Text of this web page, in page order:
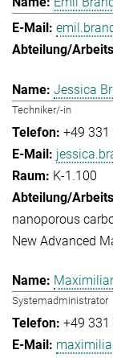
Jessica
Techniker/-in
+49 331
K-1.100
nanoporous
New Advanced
Systemadministrator
+49 331